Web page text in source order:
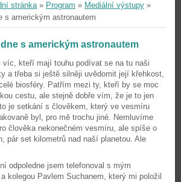
stránka» Program » Mediální výstupy »
s americkým astronautem
s americkým astronautem
víc, kteří mají touhu podívat se na tu naši
a třeba si ještě silněji uvědomit její křehkost,
biosféry. Patřím mezi ty, kteří by se moc
cestu, ale stejně dobře vím, že je to jen
je setkání s člověkem, který ve vesmíru
byl, pro mě trochu jiné. Nemluvíme
člověka nekonečném vesmíru, ale spíše o
pár set kilometrů nad naší planetou. Ale
odpoledne jsem telefonoval s mým
kolegou Pavlem Suchanem, který mi položil